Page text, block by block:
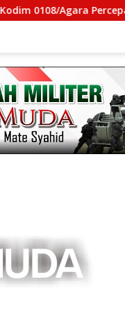
Percepat Akses